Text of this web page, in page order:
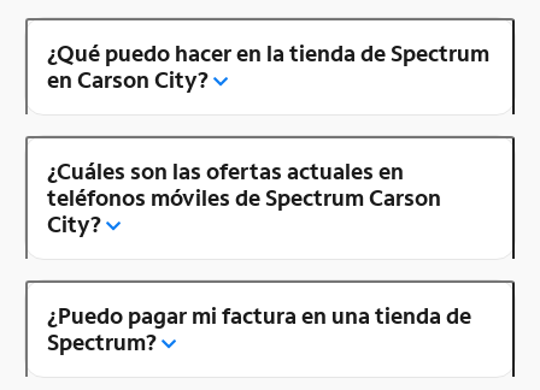
¿Qué puedo hacer en la tienda de Spectrum
en Carson City?
¿Cuáles son las ofertas actuales en
teléfonos móviles de Spectrum Carson
City?
¿Puedo pagar mi factura en una tienda de
Spectrum?